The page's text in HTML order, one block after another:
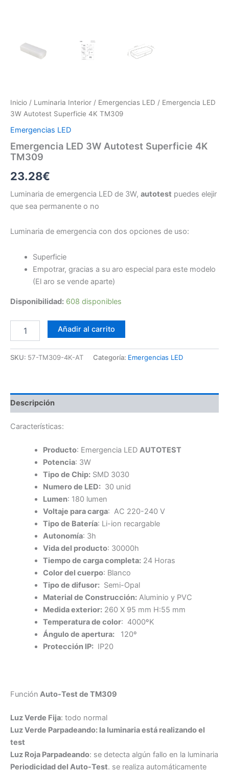
Inicio / Luminaria Interior / Emergencias LED / Emergencia LED
3W Autotest Superficie 4K TM309
Emergencias LED
Emergencia LED 3W Autotest Superficie 4K
TM309
23.28€
Luminaria de emergencia LED de 3W, autotest puedes elejir
que sea permanente o no
Luminaria de emergencia con dos opciones de uso:
Superficie
Empotrar, gracias a su aro especial para este modelo
(El aro se vende aparte)
Disponibilidad: 608 disponibles
Autotest
cantidad
Añadir al carrito
SKU: 57-TM309-4K-AT Categoría: Emergencias LED
Descripción
Características:
Producto: Emergencia LED AUTOTEST
Potencia: 3W
Tipo de Chip:SMD 3030
Numero de LED:30 unid
Lumen: 180 lumen
Voltaje para carga: AC 220-240 V
Tipo de Batería: Li-ion recargable
Autonomía: 3h
Vida del producto: 30000h
Tiempo de carga completa:24 Horas
Color del cuerpo: Blanco
Tipo de difusor:Semi-Opal
Material de Construcción:Aluminio y PVC
Medida exterior:260 X 95 mm H:55 mm
Temperatura de color: 4000ºK
Ángulo de apertura:120º
Protección IP:IP20
Función Auto-Test de TM309
Luz Verde Fija: todo normal
Luz Verde Parpadeando: la luminaria está realizando el
test
Luz Roja Parpadeando: se detecta algún fallo en la luminaria
Periodicidad del Auto-Test. se realiza automáticamente